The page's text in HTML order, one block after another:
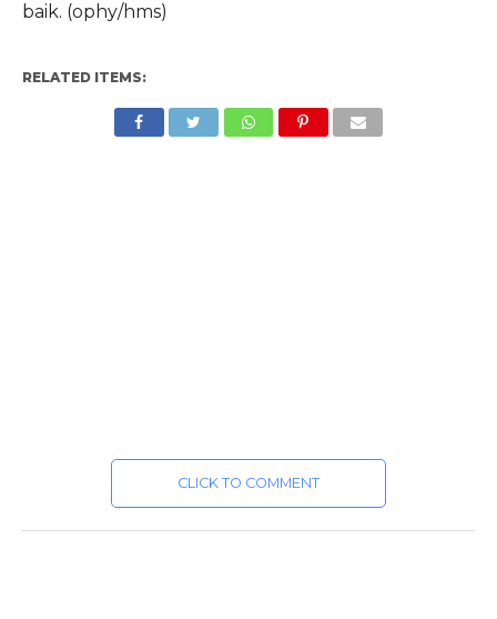
baik. (ophy/hms)
RELATED ITEMS:
CLICK TO COMMENT